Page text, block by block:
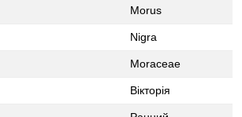
Morus
Nigra
Moraceae
Вікторія